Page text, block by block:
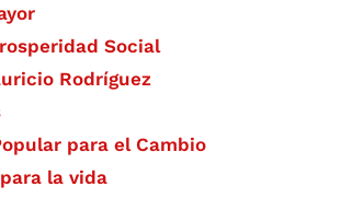
Social
Rodríguez
para el Cambio
la vida